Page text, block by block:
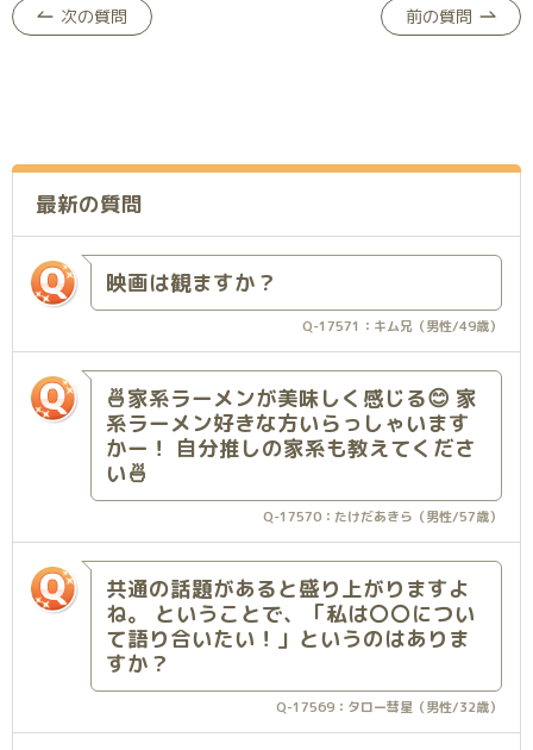
次の質問 前の質問
最新の質問
映画は観ますか？
Q-17571：キム兄（男性/49歳）
🍜家系ラーメンが美味しく感じる😊 家
系ラーメン好きな方いらっしゃいます
かー！ 自分推しの家系も教えてくださ
い🍜
Q-17570：たけだあきら（男性/57歳）
共通の話題があると盛り上がりますよ
ね。 ということで、「私は〇〇につい
て語り合いたい！」というのはありま
すか？
Q-17569：タロー彗星（男性/32歳）